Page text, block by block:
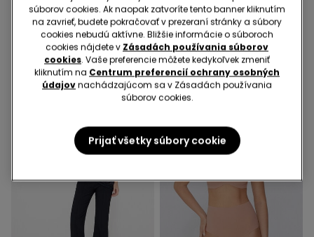
Bikinové Nohavičky s
Vysokým Pásom a
Riasením z Recyklovaného
Mikrovlákna
6,00 €-40%
Vystužená Pásová
Dekoltová Podprsenka z
Recyklovaného
Mikrovlákna
17,99 €
súborov cookies. Ak naopak zatvoríte tento banner kliknutím
na zavrieť, budete pokračovať v prezeraní stránky a súbory
cookies nebudú aktívne. Bližšie informácie o súboroch
cookies nájdete v Zásadách používania súborov
cookies. Vaše preferencie môžete kedykoľvek zmeniť
kliknutím na Centrum preferencií ochrany osobných
údajovnachádzajúcom sa v Zásadách používania
súborov cookies.
Prijať všetky súbory cookie